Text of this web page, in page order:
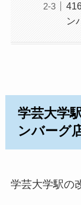
ン
学芸大学
ンバーグ
学芸大学駅の